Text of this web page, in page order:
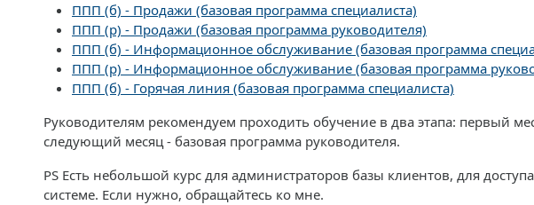
ППП (б) - Продажи (базовая программа специалиста)
ППП (р) - Продажи (базовая программа руководителя)
ППП (б) - Информационное обслуживание (базовая программа
ППП (р) - Информационное обслуживание (базовая программа
ППП (б) - Горячая линия (базовая программа специалиста)
Руководителям рекомендуем проходить обучение в два этапа: первый
следующий месяц - базовая программа руководителя.
PS Есть небольшой курс для администраторов базы клиентов, для
системе. Если нужно, обращайтесь ко мне.